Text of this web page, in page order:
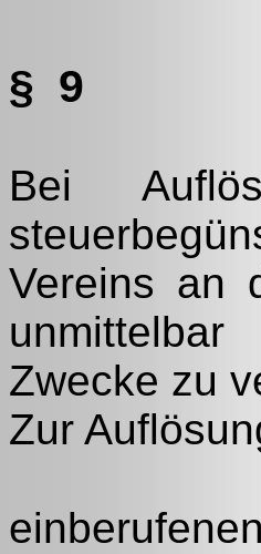
§ 9
Bei
Vereins an
Zwecke zu
Zur
einberufenen